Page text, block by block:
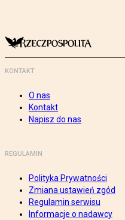
KONTAKT
O nas
Kontakt
Napisz do nas
REGULAMIN
Polityka Prywatności
Zmiana ustawień zgód
Regulamin serwisu
Informacje o nadawcy